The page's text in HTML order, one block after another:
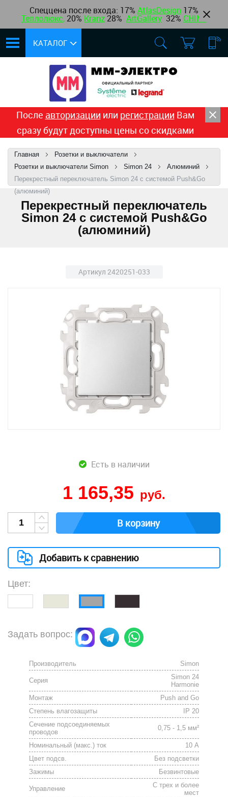
Спеццена после входа: 17% AtlasDesign 17%
Теплолюкс, 20% Kranz 28% ArtGallery 32% CHINT
КАТАЛОГ
После авторизации или регистрации Вам
сразу будут доступны цены со скидками
Главная
Розетки и выключатели
Розетки и выключатели Simon
Simon 24
Алюминий
Перекрестный переключатель Simon 24 с системой Push&Go
(алюминий)
Перекрестный переключатель
Simon 24 с системой Push&Go
(алюминий)
Артикул 2420251-033
Есть в наличии
1 165,35 руб.
В корзину
Добавить к сравнению
Цвет:
Задать вопрос:
Производитель Simon
Серия
Simon 24
Harmonie
Монтаж
Push and Go
Степень влагозащиты
IP 20
Сечение подсоединяемых
проводов
0,75 - 1,5 мм²
Номинальный (макс.) ток
10 А
Цвет подсв.
Без подсветки
Зажимы
Безвинтовые
Управление
С трех и более
мест